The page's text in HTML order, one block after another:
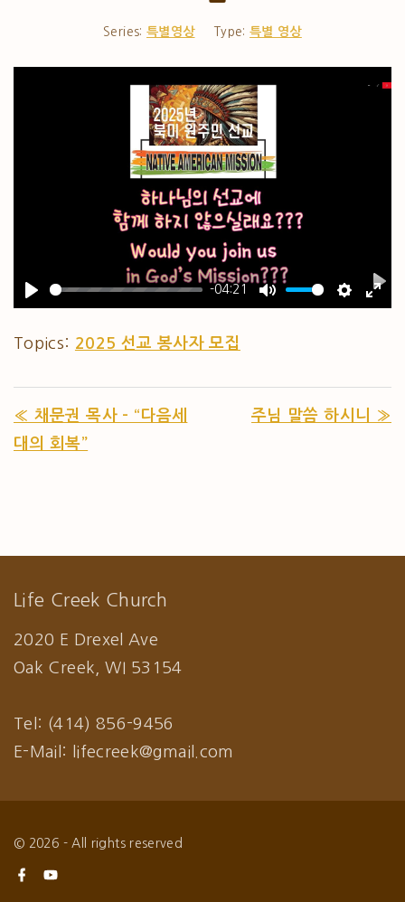
Series: 특별영상 Type: 특별 영상
PLAY
-04:21
MUTE
Topics: 2025 선교 봉사자 모집
« 채문권 목사 – “다음세
대의 회복”
주님 말씀 하시니 »
Life Creek Church
2020 E Drexel Ave
Oak Creek, WI 53154
Tel: (414) 856-9456
E-Mail: lifecreek@gmail.com
© 2026 - All rights reserved